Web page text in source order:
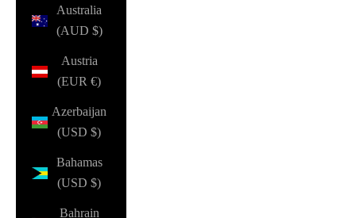
Australia
(AUD $)
Austria
(EUR €)
Azerbaijan
(USD $)
Bahamas
(USD $)
Bahrain